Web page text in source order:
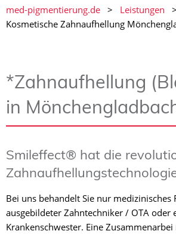
med-pigmentierung.de
Leistungen
Kosmetische Zahnaufhellung
*Zahnaufhellung
in
Smileffect® hat die
Bei uns behandelt Sie nur medizinisches
ausgebildeter Zahntechniker / OTA oder
Krankenschwester. Eine